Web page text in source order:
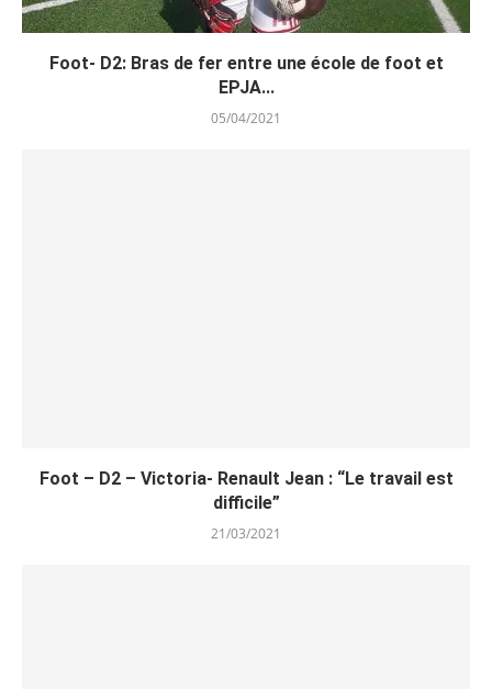
Foot- D2: Bras de fer entre une école de foot et
EPJA...
05/04/2021
Foot – D2 – Victoria- Renault Jean : “Le travail est
difficile”
21/03/2021